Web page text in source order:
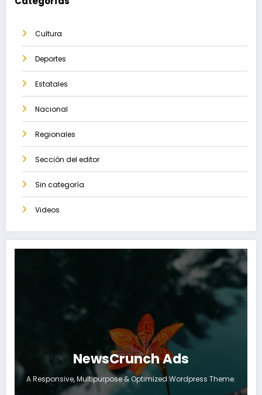
Cultura
Deportes
Estatales
Nacional
Regionales
Sección del editor
Sin categoría
Videos
NewsCrunch Ads
A Responsive, Multipurpose & Optimized Wordpress Theme.